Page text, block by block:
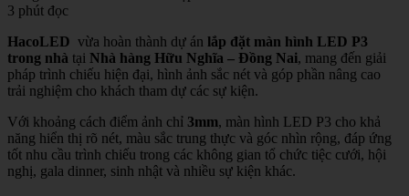
3 phút đọc
HacoLED vừa hoàn thành dự án lắp đặt màn hình LED P3
trong nhà tại Nhà hàng Hữu Nghĩa – Đồng Nai, mang đến giải
pháp trình chiếu hiện đại, hình ảnh sắc nét và góp phần nâng cao
trải nghiệm cho khách tham dự các sự kiện.
Với khoảng cách điểm ảnh chỉ 3mm, màn hình LED P3 cho khả
năng hiển thị rõ nét, màu sắc trung thực và góc nhìn rộng, đáp ứng
tốt nhu cầu trình chiếu trong các không gian tổ chức tiệc cưới, hội
nghị, gala dinner, sinh nhật và nhiều sự kiện khác.